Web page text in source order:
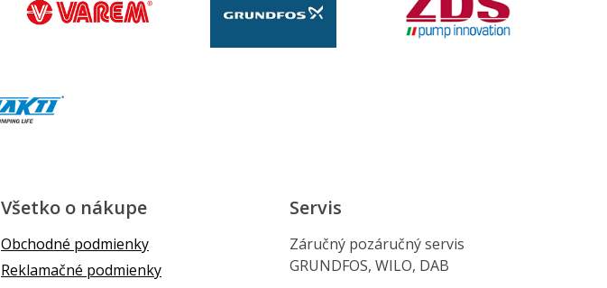
Všetko o nákupe
Obchodné podmienky
Reklamačné podmienky
Servis
Záručný pozáručný servis
GRUNDFOS, WILO, DAB